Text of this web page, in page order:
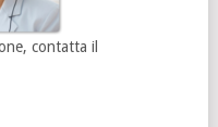
contatta il